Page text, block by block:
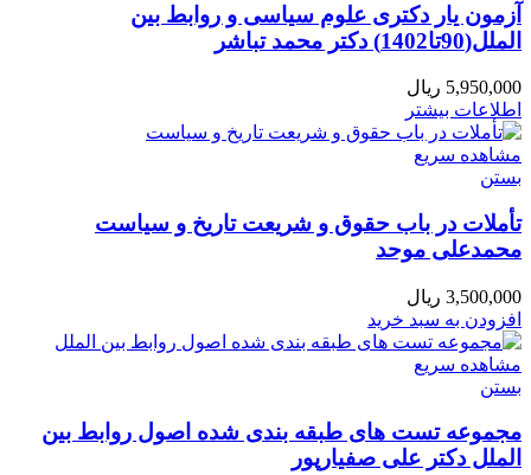
آزمون یار دکتری علوم سیاسی و روابط بین
الملل(90تا1402) دکتر محمد تباشر
5,950,000 ریال
اطلاعات بیشتر
مشاهده سریع
بستن
تأملات در باب حقوق و شریعت تاریخ و سیاست
محمدعلی موحد
3,500,000 ریال
افزودن به سبد خرید
مشاهده سریع
بستن
مجموعه تست های طبقه بندی شده اصول روابط بین
الملل دکتر علی صفیارپور